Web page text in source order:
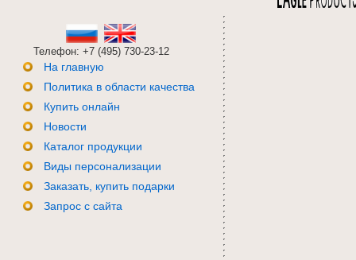
Телефон: +7 (495) 730-23-12
На главную
Политика в области качества
Купить онлайн
Новости
Каталог продукции
Виды персонализации
Заказать, купить подарки
Запрос с сайта